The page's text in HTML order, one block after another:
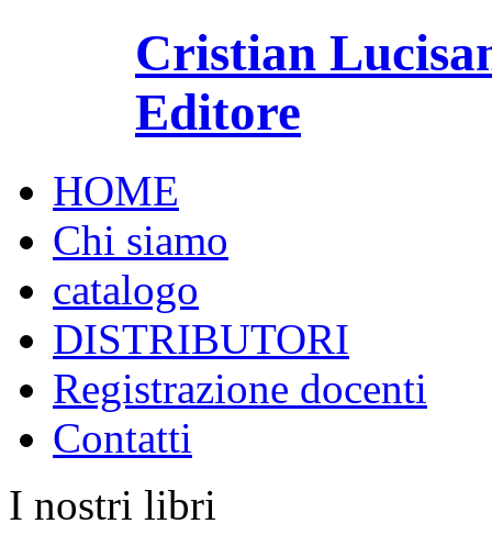
Cristian
Editore
HOME
Chi siamo
catalogo
DISTRIBUTORI
Registrazione docenti
Contatti
I nostri libri